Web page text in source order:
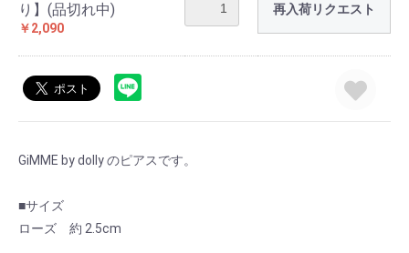
り】(品切れ中)
￥2,090
再入荷リクエスト
GiMME by dolly のピアスです。
■サイズ
ローズ 約 2.5cm